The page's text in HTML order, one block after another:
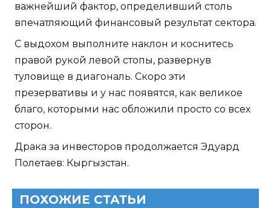
важнейший фактор, определивший столь
впечатляющий финансовый результат сектора.
С выдохом выполните наклон и коснитесь
правой рукой левой стопы, развернув
туловище в диагональ. Скоро эти
презервативы и у нас появятся, как великое
благо, которыми нас обложили просто со всех
сторон.
Драка за инвесторов продолжается Эдуард
Полетаев: Кыргызстан.
ПОХОЖИЕ СТАТЬИ